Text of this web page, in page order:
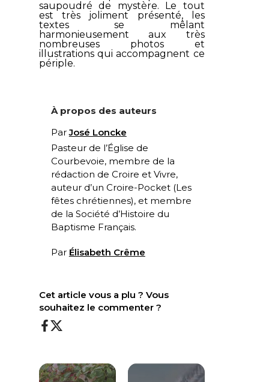
saupoudré de mystère. Le tout
est très joliment présenté, les
textes se mêlant
harmonieusement aux très
nombreuses photos et
illustrations qui accompagnent ce
périple.
À propos des auteurs
ParJosé Loncke
Pasteur de l’Église de
Courbevoie, membre de la
rédaction de Croire et Vivre,
auteur d’un Croire-Pocket (Les
fêtes chrétiennes), et membre
de la Société d’Histoire du
Baptisme Français.
Par Élisabeth Crême
Cet article vous a plu ? Vous
souhaitez le commenter ?